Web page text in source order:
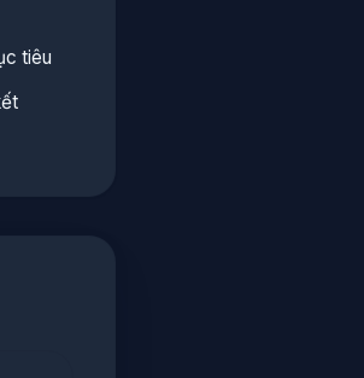
tiêu